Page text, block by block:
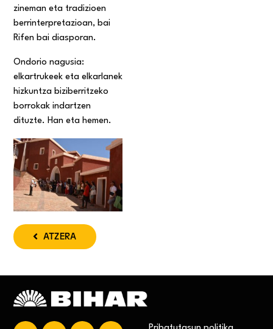
zineman eta tradizioen
berrinterpretazioan, bai
Rifen bai diasporan.
Ondorio nagusia:
elkartrukeek eta elkarlanek
hizkuntza biziberritzeko
borrokak indartzen
dituzte. Han eta hemen.
ATZERA